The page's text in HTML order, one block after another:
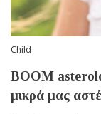
Child
BOOM
μικρά μας